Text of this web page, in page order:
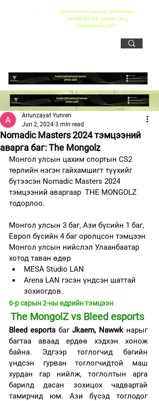
Цахим спорт, видео тоглоомын
талаар бичдэг цорын ганц
мэдээллийн сайт
Nomadic Masters 2024 тэмцээний
аварга баг: The Mongolz
Ariunzayat Yunren
Jun 2, 2024 3 min read
Монгол улсын цахим спортын CS2
төрлийн нэгэн гайхамшигт түүхийг
бүтээсэн Nomadic Masters 2024
тэмцээний аваргаар  THE MONGOLZ
тодорлоо.
Монгол улсын 3 баг, Ази бүсийн 1 баг,
Европ бүсийн 4 баг оролцсон тэмцээн
Монгол улсын нийслэл Улаанбаатар
хотод таван өдөр
MESA Studio LAN
Arena LAN гэсэн үндсэн шаттай
зохиогдов.
6-р сарын 2-ны өдрийн тэмцээн
The MongolZ vs Bleed esports
Bleed esports баг Jkaem, Nawwk нарыг
багтаа аваад ердөө хэдхэн хонож
байна. Эдгээр тоглогчид багийн
үндсэн гурван тоглогчидтой маш
хурдан гар нийлж, тоглолтын арга
барилд дасан зохицох чадвартай
тамирчид юм. Ази бүсэд тоглодог